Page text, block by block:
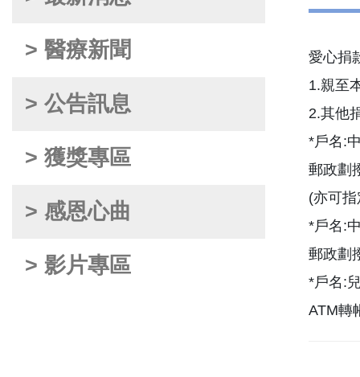
> 醫療新聞
> 公告訊息
> 獲獎專區
> 感恩心曲
> 影片專區
愛心捐
1.親至
2.其他
*戶名:
郵政劃
(亦可
*戶名:
郵政劃
*戶名:
ATM轉